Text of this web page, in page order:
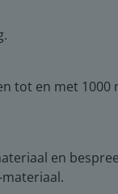
tot en met
en